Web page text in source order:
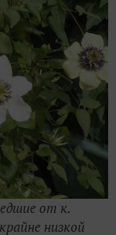
от к.
низкой